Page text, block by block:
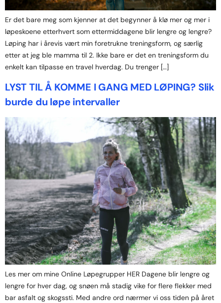
Er det bare meg som kjenner at det begynner å klø mer og mer i
løpeskoene etterhvert som ettermiddagene blir lengre og lengre?
Løping har i årevis vært min foretrukne treningsform, og særlig
etter at jeg ble mamma til 2. Ikke bare er det en treningsform du
enkelt kan tilpasse en travel hverdag. Du trenger […]
LYST TIL Å KOMME I GANG MED LØPING? Slik
burde du løpe intervaller
Les mer om mine Online Løpegrupper HER Dagene blir lengre og
lengre for hver dag, og snøen må stadig vike for flere flekker med
bar asfalt og skogssti. Med andre ord nærmer vi oss tiden på året